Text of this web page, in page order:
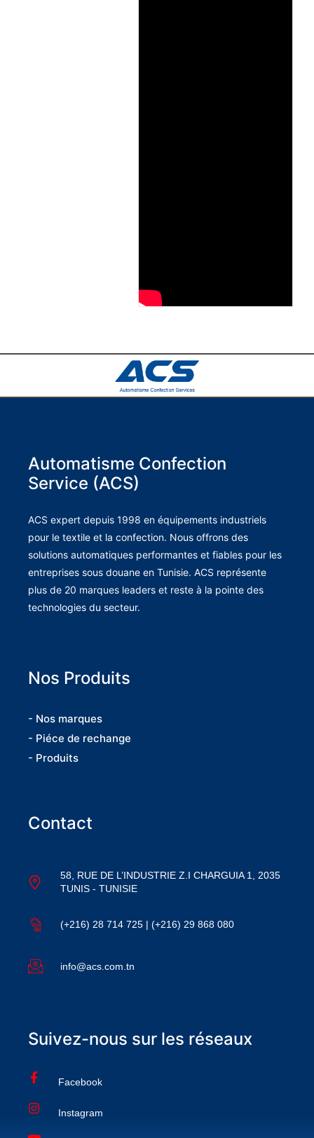
Automatisme Confection
Service (ACS)
ACS expert depuis 1998 en équipements industriels
pour le textile et la confection. Nous offrons des
solutions automatiques performantes et fiables pour les
entreprises sous douane en Tunisie. ACS représente
plus de 20 marques leaders et reste à la pointe des
technologies du secteur.
Nos Produits
- Nos marques
- Piéce de rechange
- Produits
Contact
58, RUE DE L’INDUSTRIE Z.I CHARGUIA 1, 2035
TUNIS - TUNISIE
(+216) 28 714 725 | (+216) 29 868 080
info@acs.com.tn
Suivez-nous sur les réseaux
Facebook
Instagram